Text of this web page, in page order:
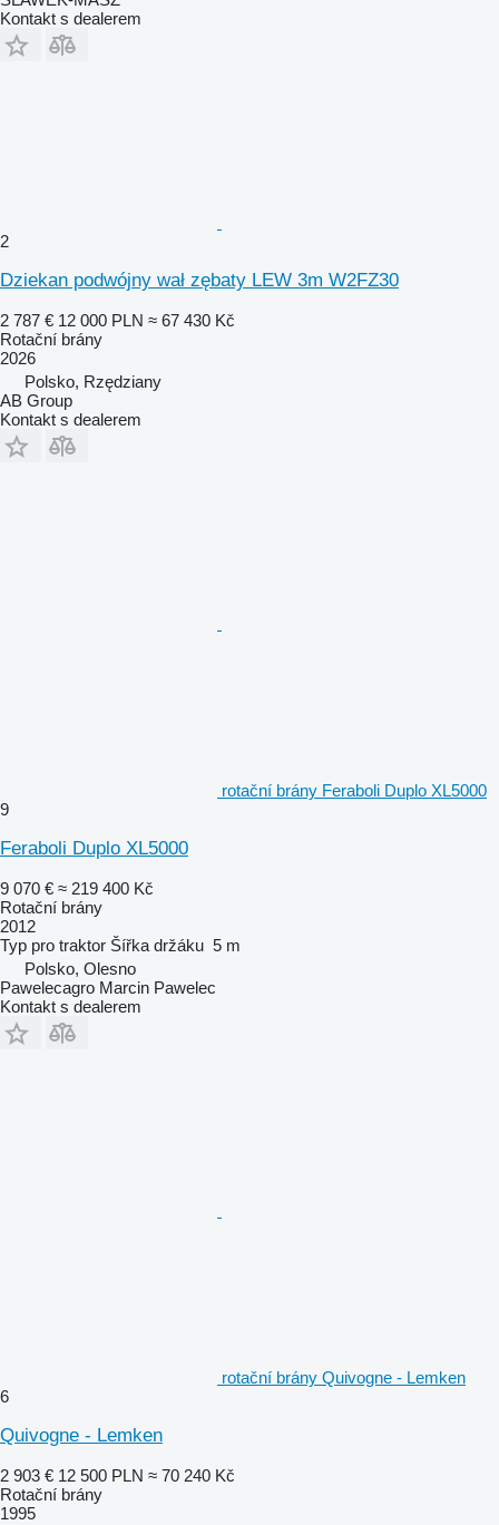
Kontakt s dealerem
2
Dziekan podwójny wał zębaty LEW 3m W2FZ30
2 787 € 12 000 PLN ≈ 67 430 Kč
Rotační brány
2026
Polsko, Rzędziany
AB Group
Kontakt s dealerem
rotační brány Feraboli Duplo XL5000
9
Feraboli Duplo XL5000
9 070 € ≈ 219 400 Kč
Rotační brány
2012
Typ pro traktor Šířka držáku 5 m
Polsko, Olesno
Pawelecagro Marcin Pawelec
Kontakt s dealerem
rotační brány Quivogne - Lemken
6
Quivogne - Lemken
2 903 € 12 500 PLN ≈ 70 240 Kč
Rotační brány
1995